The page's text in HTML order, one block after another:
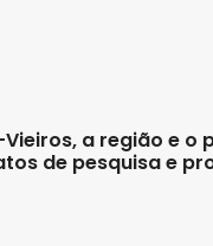
a região e o
de pesquisa e